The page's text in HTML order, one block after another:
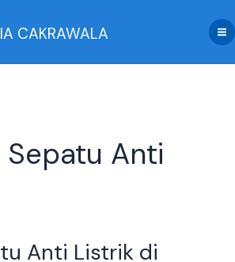
CAKRAWALA
Sepatu Anti
Anti Listrik di